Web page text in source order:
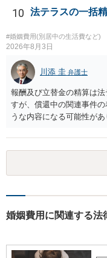
ィが課されたりするわけ
よ」ということになるの
みやかに合意のための話し
う。
10 法テラスの一括
#婚姻費用(別居中の生活費など)
2026年8月3日
川添 圭 弁護士
報酬及び立替金の精算は
すが、償還中の関連事件
うな内容になる可能性が
情によって対応が違いま
実です。
婚姻費用に関連する法